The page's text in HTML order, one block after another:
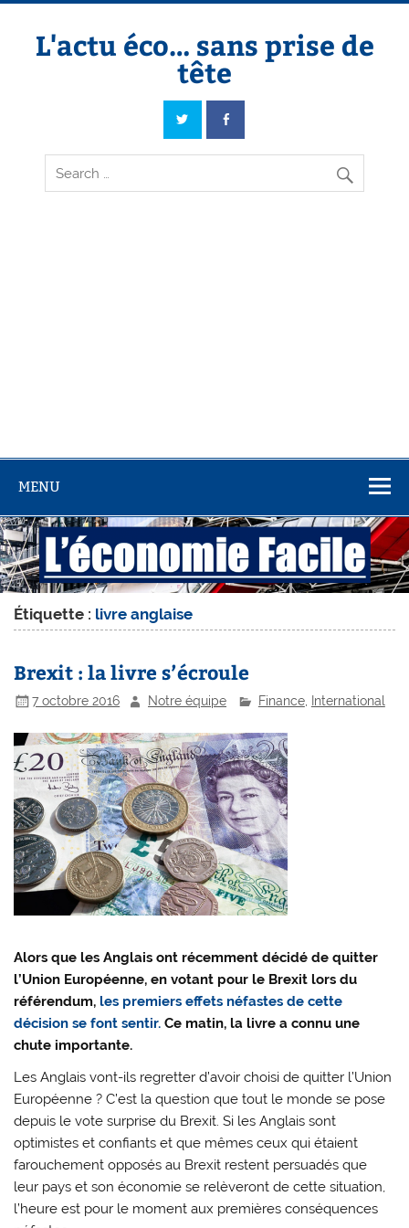
Skip
contentL'actu éco… sans prise de
tête
L'actu éco… sans prise de tête
MENU
Étiquette : livre anglaise
Brexit : la livre s’écroule
7 octobre 2016 Notre équipe Finance, International
Alors que les Anglais ont récemment décidé de quitter
l’Union Européenne, en votant pour le Brexit lors du
référendum,les premiers effets néfastes de cette
décision se font sentir. Ce matin, la livre a connu une
chute importante.
Les Anglais vont-ils regretter d’avoir choisi de quitter l’Union
Européenne ? C’est la question que tout le monde se pose
depuis le vote surprise du Brexit. Si les Anglais sont
optimistes et confiants et que mêmes ceux qui étaient
farouchement opposés au Brexit restent persuadés que
leur pays et son économie se relèveront de cette situation,
l’heure est pour le moment aux premières conséquences